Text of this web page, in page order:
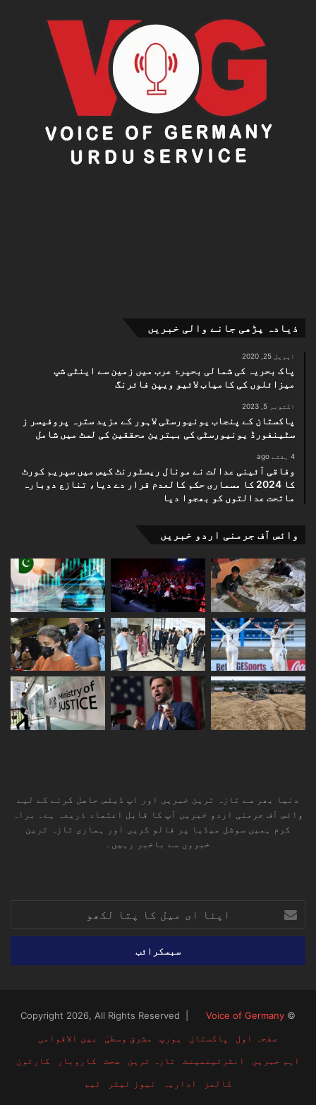
ذیادہ پڑھی جانے والی خبریں
اپریل 25, 2020
پاک بحریہ کی شمالی بحیرۂ عرب میں زمین سے اینٹی شپ
میزائلوں کی کامیاب لائیو ویپن فائرنگ
اکتوبر 5, 2023
پاکستان کے پنجاب یونیورسٹی لاہور کے مزید سترہ پروفیسر ز
سٹینفورڈ یونیورسٹی کی بہترین محققین کی لسٹ میں شامل
4 ہفتے ago
وفاقی آئینی عدالت نے مونال ریسٹورنٹ کیس میں سپریم کورٹ
کا 2024 کا مسماری حکم کالعدم قرار دے دیا، تنازع دوبارہ
ماتحت عدالتوں کو بھجوا دیا
وائس آف جرمنی اردو خبریں
دنیا بھر سے تازہ ترین خبریں اور اپ ڈیٹس حاصل کرنے کے لیے
وائس آف جرمنی اردو خبریں آپ کا قابل اعتماد ذریعہ ہے۔ براہ
کرم ہمیں سوشل میڈیا پر فالو کریں اور ہماری تازہ ترین
خبروں سے باخبر رہیں۔
ای
میل
پتا
© Copyright 2026, All Rights Reserved |
Voice of Germany
صفحہ اول
پاکستان یورپ مشرق وسطیٰ
بین الاقوامی
اہم خبریں
انٹرٹینمینٹ تازہ ترین صحت کاروبار
کارٹون
کالمز
اداریہ نیوز لیٹر ٹیم